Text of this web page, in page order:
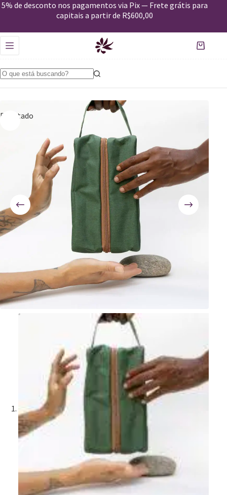
5% de desconto nos pagamentos via Pix — Frete grátis para
capitais a partir de R$600,00
Esgotado